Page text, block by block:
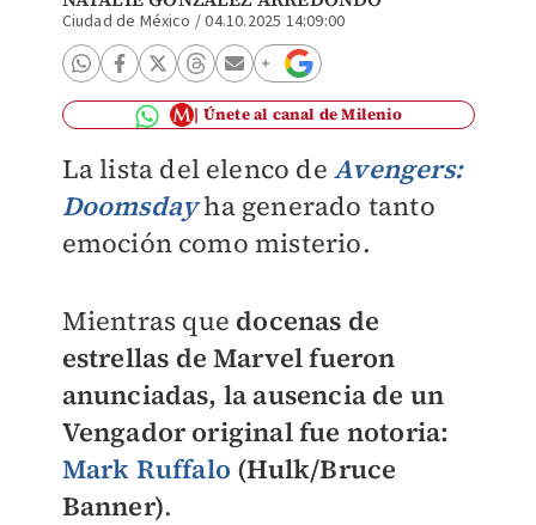
Ciudad de México /04.10.2025 14:09:00
Únete al canal de Milenio
La lista del elenco de Avengers:
Doomsdayha generado tanto
emoción como misterio.
Mientras que docenas de
estrellas de Marvel fueron
anunciadas, la ausencia de un
Vengador original fue notoria:
Mark Ruffalo (Hulk/Bruce
Banner).